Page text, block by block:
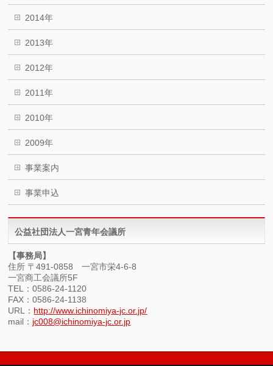
2014年
2013年
2012年
2011年
2010年
2009年
事業案内
事業申込
公益社団法人一宮青年会議所
【事務局】
住所 〒491-0858 一宮市栄4-6-8
一宮商工会議所5F
TEL：0586-24-1120
FAX：0586-24-1138
URL： http://www.ichinomiya-jc.or.jp/
mail： jc008@ichinomiya-jc.or.jp